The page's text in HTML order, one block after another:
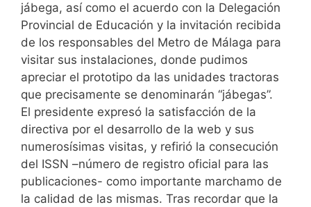
jábega, así como el acuerdo con la Delegación
Provincial de Educación y la invitación recibida
de los responsables del Metro de Málaga para
visitar sus instalaciones, donde pudimos
apreciar el prototipo da las unidades tractoras
que precisamente se denominarán “jábegas”.
El presidente expresó la satisfacción de la
directiva por el desarrollo de la web y sus
numerosísimas visitas, y refirió la consecución
del ISSN –número de registro oficial para las
publicaciones- como importante marchamo de
la calidad de las mismas. Tras recordar que la